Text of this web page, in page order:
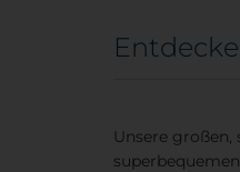
Unsere